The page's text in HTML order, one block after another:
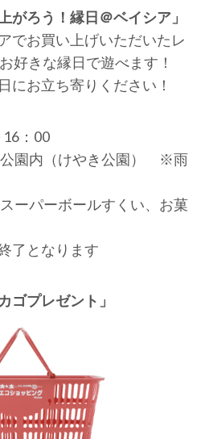
ろう！縁日＠ベイシア」
でお買い上げいただいたレ
好きな縁日で遊べます！
にお立ち寄りください！
：00
内（けやき公園） ※雨
パーボールすくい、お菓
了となります
プレゼント」